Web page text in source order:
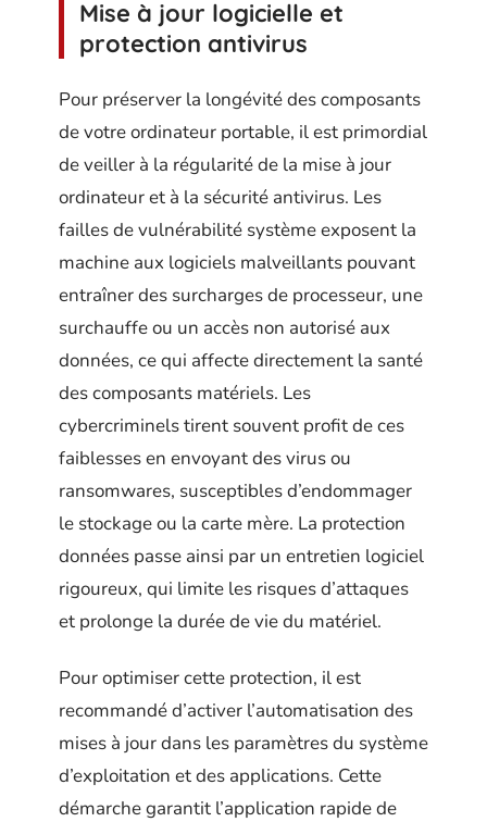
Mise à jour logicielle et
protection antivirus
Pour préserver la longévité des composants
de votre ordinateur portable, il est primordial
de veiller à la régularité de la mise à jour
ordinateur et à la sécurité antivirus. Les
failles de vulnérabilité système exposent la
machine aux logiciels malveillants pouvant
entraîner des surcharges de processeur, une
surchauffe ou un accès non autorisé aux
données, ce qui affecte directement la santé
des composants matériels. Les
cybercriminels tirent souvent profit de ces
faiblesses en envoyant des virus ou
ransomwares, susceptibles d’endommager
le stockage ou la carte mère. La protection
données passe ainsi par un entretien logiciel
rigoureux, qui limite les risques d’attaques
et prolonge la durée de vie du matériel.
Pour optimiser cette protection, il est
recommandé d’activer l’automatisation des
mises à jour dans les paramètres du système
d’exploitation et des applications. Cette
démarche garantit l’application rapide de